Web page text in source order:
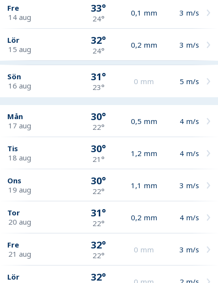
Fre
14 aug
33°
24°
0,1 mm 3 m/s
Lör
15 aug
32°
24°
0,2 mm 3 m/s
Sön
16 aug
31°
23°
0 mm 5 m/s
Mån
17 aug
30°
22°
0,5 mm 4 m/s
Tis
18 aug
30°
21°
1,2 mm 4 m/s
Ons
19 aug
30°
22°
1,1 mm 3 m/s
Tor
20 aug
31°
22°
0,2 mm 4 m/s
Fre
21 aug
32°
22°
0 mm 3 m/s
Lör
32°